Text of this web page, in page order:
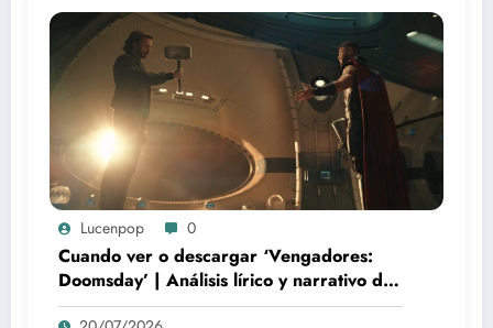
Lucenpop 0
Cuando ver o descargar ‘Vengadores:
Doomsday’ | Análisis lírico y narrativo del
nuevo Vengadores: Doomsday